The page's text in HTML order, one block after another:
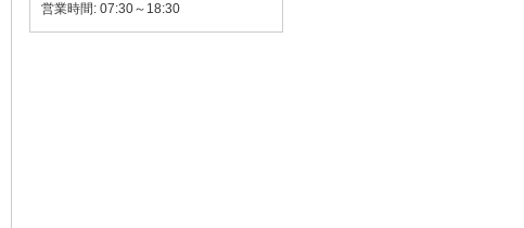
営業時間: 07:30～18:30